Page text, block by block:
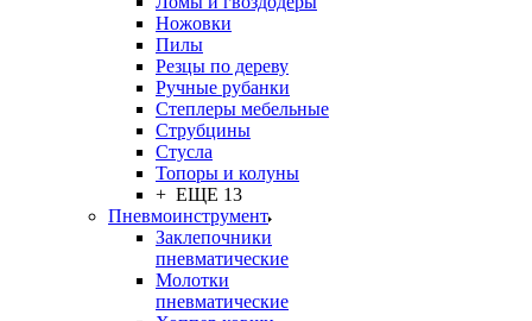
Ножовки
Пилы
Резцы по дереву
Ручные рубанки
Степлеры мебельные
Струбцины
Стусла
Топоры и колуны
+ ЕЩЕ 13
Пневмоинструмент
Заклепочники
пневматические
Молотки
пневматические